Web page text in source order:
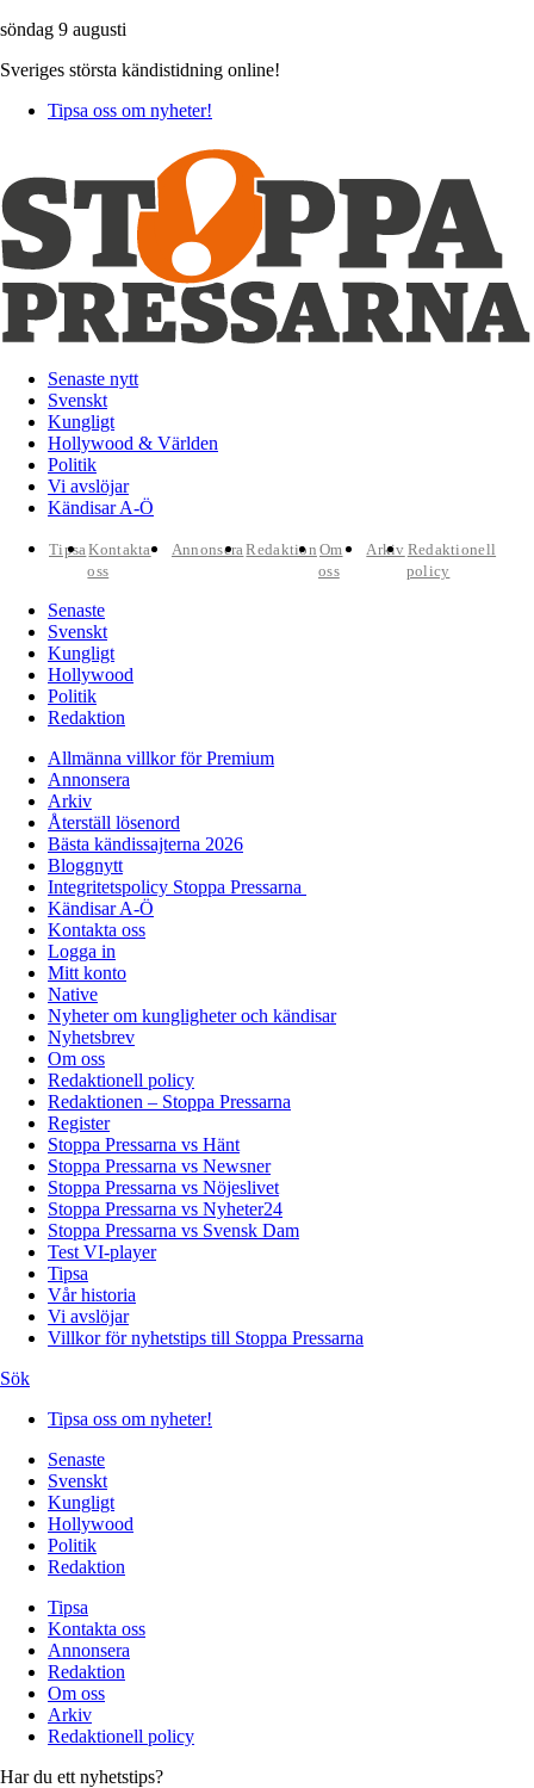
söndag 9 augusti
Sveriges största kändistidning online!
Tipsa oss om nyheter!
Senaste nytt
Svenskt
Kungligt
Hollywood & Världen
Politik
Vi avslöjar
Kändisar A-Ö
TipsaKontakta
oss
AnnonseraRedaktion Om
oss
Arkiv Redaktionell
policy
Senaste
Svenskt
Kungligt
Hollywood
Politik
Redaktion
Allmänna villkor för Premium
Annonsera
Arkiv
Återställ lösenord
Bästa kändissajterna 2026
Bloggnytt
Integritetspolicy Stoppa Pressarna
Kändisar A-Ö
Kontakta oss
Logga in
Mitt konto
Native
Nyheter om kungligheter och kändisar
Nyhetsbrev
Om oss
Redaktionell policy
Redaktionen – Stoppa Pressarna
Register
Stoppa Pressarna vs Hänt
Stoppa Pressarna vs Newsner
Stoppa Pressarna vs Nöjeslivet
Stoppa Pressarna vs Nyheter24
Stoppa Pressarna vs Svensk Dam
Test VI-player
Tipsa
Vår historia
Vi avslöjar
Villkor för nyhetstips till Stoppa Pressarna
Sök
Tipsa oss om nyheter!
Senaste
Svenskt
Kungligt
Hollywood
Politik
Redaktion
Tipsa
Kontakta oss
Annonsera
Redaktion
Om oss
Arkiv
Redaktionell policy
Har du ett nyhetstips?